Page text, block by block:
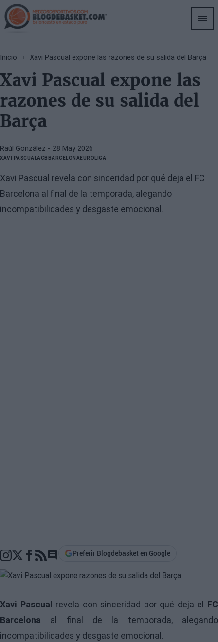
Skip
to
main
Breadcrumb
Inicio Xavi Pascual expone las razones de su salida del Barça
Xavi Pascual expone las
razones de su salida del
Barça
Raúl González - 28 May 2026
XAVI PASCUALACB BARCELONAEUROLIGA
Xavi Pascual revela con sinceridad por qué deja el FC
Barcelona al final de la temporada, alegando
incompatibilidades y desgaste emocional.
Go to comments section
Preferir Blogdebasket en Google
Xavi Pascual revela con sinceridad por qué deja el FC
Barcelona al final de la temporada, alegando
incompatibilidades y desgaste emocional.